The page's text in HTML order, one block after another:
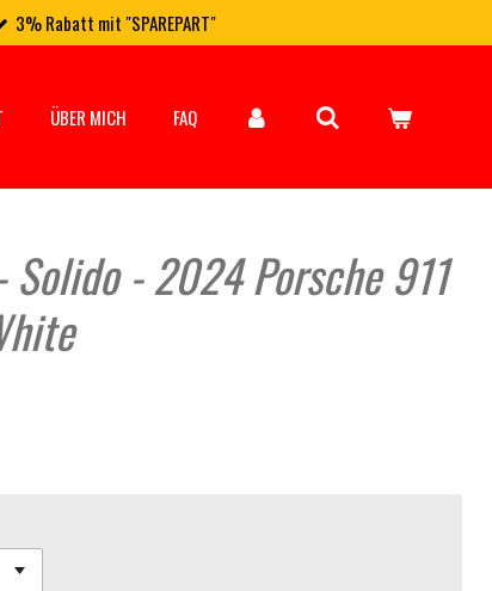
3% Rabatt mit "SPAREPART"
ÜBER MICH FAQ
Solido - 2024 Porsche 911